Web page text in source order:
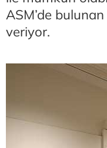
ASM’de
veriyor.